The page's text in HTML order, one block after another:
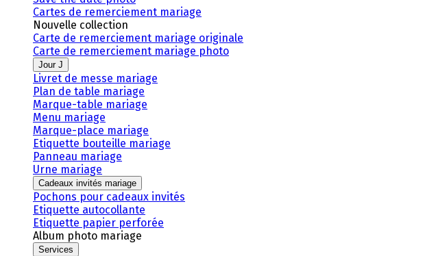
Cartes de remerciement mariage
Nouvelle collection
Carte de remerciement mariage originale
Carte de remerciement mariage photo
Jour J
Livret de messe mariage
Plan de table mariage
Marque-table mariage
Menu mariage
Marque-place mariage
Etiquette bouteille mariage
Panneau mariage
Urne mariage
Cadeaux invités mariage
Pochons pour cadeaux invités
Etiquette autocollante
Etiquette papier perforée
Album photo mariage
Services